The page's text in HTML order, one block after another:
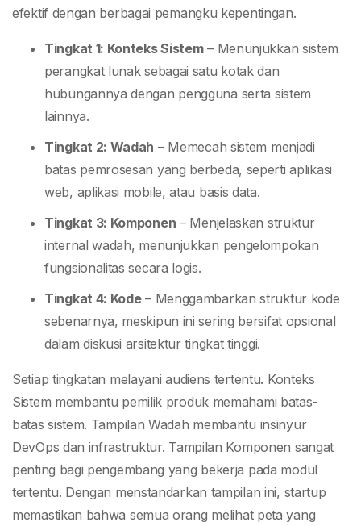
efektif dengan berbagai pemangku kepentingan.
Tingkat 1: Konteks Sistem– Menunjukkan sistem
perangkat lunak sebagai satu kotak dan
hubungannya dengan pengguna serta sistem
lainnya.
Tingkat 2: Wadah – Memecah sistem menjadi
batas pemrosesan yang berbeda, seperti aplikasi
web, aplikasi mobile, atau basis data.
Tingkat 3: Komponen – Menjelaskan struktur
internal wadah, menunjukkan pengelompokan
fungsionalitas secara logis.
Tingkat 4: Kode– Menggambarkan struktur kode
sebenarnya, meskipun ini sering bersifat opsional
dalam diskusi arsitektur tingkat tinggi.
Setiap tingkatan melayani audiens tertentu. Konteks
Sistem membantu pemilik produk memahami batas-
batas sistem. Tampilan Wadah membantu insinyur
DevOps dan infrastruktur. Tampilan Komponen sangat
penting bagi pengembang yang bekerja pada modul
tertentu. Dengan menstandarkan tampilan ini, startup
memastikan bahwa semua orang melihat peta yang